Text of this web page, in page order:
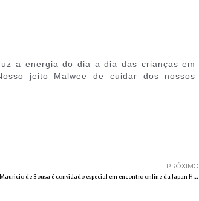
a energia do dia a dia das crianças em
jeito Malwee de cuidar dos nossos
PRÓXIMO
Mauricio de Sousa é convidado especial em encontro online da Japan House São Paulo